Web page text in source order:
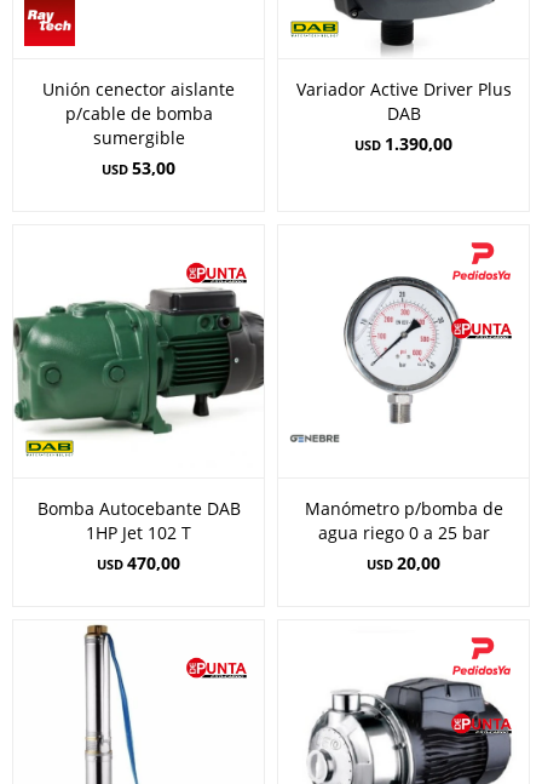
Unión cenector aislante
p/cable de bomba
sumergible
USD 53,00
Variador Active Driver Plus
DAB
USD 1.390,00
Bomba Autocebante DAB
1HP Jet 102 T
USD 470,00
Manómetro p/bomba de
agua riego 0 a 25 bar
USD 20,00